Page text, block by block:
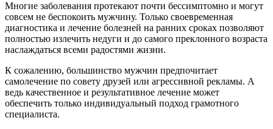
Многие заболевания протекают почти бессимптомно и могут
совсем не беспокоить мужчину. Только своевременная
диагностика и лечение болезней на ранних сроках позволяют
полностью излечить недуги и до самого преклонного возраста
наслаждаться всеми радостями жизни.
К сожалению, большинство мужчин предпочитает
самолечение по совету друзей или агрессивной рекламы. А
ведь качественное и результативное лечение может
обеспечить только индивидуальный подход грамотного
специалиста.